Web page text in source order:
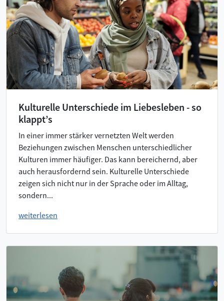
Kulturelle Unterschiede im Liebesleben - so
klappt’s
In einer immer stärker vernetzten Welt werden
Beziehungen zwischen Menschen unterschiedlicher
Kulturen immer häufiger. Das kann bereichernd, aber
auch herausfordernd sein. Kulturelle Unterschiede
zeigen sich nicht nur in der Sprache oder im Alltag,
sondern...
weiterlesen